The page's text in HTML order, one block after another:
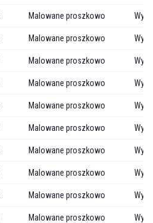
Malowane proszkowo
Malowane proszkowo
Malowane proszkowo
Malowane proszkowo
Malowane proszkowo
Malowane proszkowo
Malowane proszkowo
Malowane proszkowo
Malowane proszkowo
Malowane proszkowo